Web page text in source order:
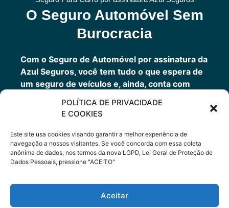
POLÍTICA DE PRIVACIDADE
E COOKIES
Este site usa cookies visando garantir a melhor experiência de
navegação a nossos visitantes. Se você concorda com essa coleta
anônima de dados, nos termos da nova LGPD, Lei Geral de Proteção de
Dados Pessoais, pressione "ACEITO"
Aceitar
O Seguro Automóvel Sem
Burocracia
Com o Seguro de Automóvel por assinatura da
Azul Seguros, você tem tudo o que espera de
um seguro de veículos e, ainda, conta com
outros benefícios disponíveis 24h.
Você tem um seguro completo com a garantia
Porto Seguro.